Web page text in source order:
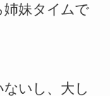
妹タイムで
いし、大し